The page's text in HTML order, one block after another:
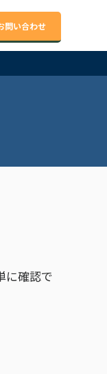
問い合わせ
に確認で